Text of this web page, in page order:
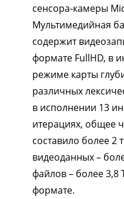
сенсора-камеры
Мультимедийная
содержит
формате FullHD, в
режиме карты
различных
в исполнении 13
итерациях, общее
составило более 2
видеоданных –
файлов – более
формате.